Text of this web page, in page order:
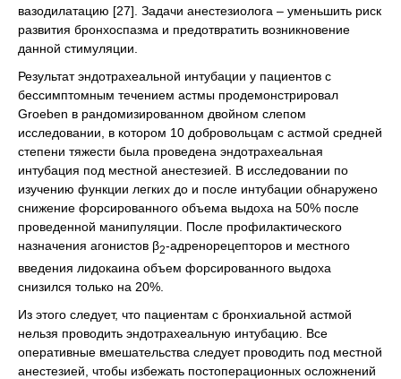
вазодилатацию [27]. Задачи анестезиолога – уменьшить риск
развития бронхоспазма и предотвратить возникновение
данной стимуляции.
Результат эндотрахеальной интубации у пациентов с
бессимптомным течением астмы продемонстрировал
Groeben в рандомизированном двойном слепом
исследовании, в котором 10 добровольцам с астмой средней
степени тяжести была проведена эндотрахеальная
интубация под местной анестезией. В исследовании по
изучению функции легких до и после интубации обнаружено
снижение форсированного объема выдоха на 50% после
проведенной манипуляции. После профилактического
назначения агонистов β2-адренорецепторов и местного
введения лидокаина объем форсированного выдоха
снизился только на 20%.
Из этого следует, что пациентам с бронхиальной астмой
нельзя проводить эндотрахеальную интубацию. Все
оперативные вмешательства следует проводить под местной
анестезией, чтобы избежать постоперационных осложнений